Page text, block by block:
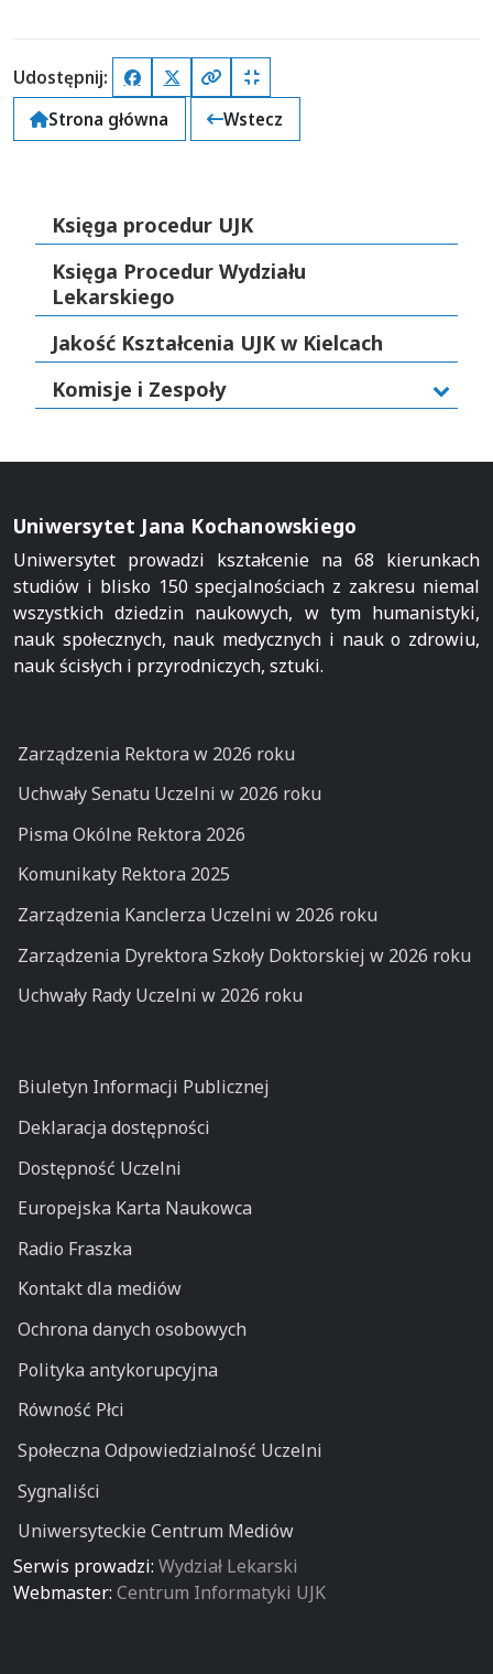
Udostępnij: FacebookX (Twitter)
Kopiuj pełny link
Kopiuj krótki link
Strona główna
Wstecz
Księga procedur UJK
Księga Procedur Wydziału
Lekarskiego
Jakość Kształcenia UJK w Kielcach
Komisje i Zespoły
Uniwersytet Jana Kochanowskiego
Uniwersytet prowadzi kształcenie na 68 kierunkach
studiów i blisko 150 specjalnościach z zakresu niemal
wszystkich dziedzin naukowych, w tym humanistyki,
nauk społecznych, nauk medycznych i nauk o zdrowiu,
nauk ścisłych i przyrodniczych, sztuki.
Zarządzenia Rektora w 2026 roku
Uchwały Senatu Uczelni w 2026 roku
Pisma Okólne Rektora 2026
Komunikaty Rektora 2025
Zarządzenia Kanclerza Uczelni w 2026 roku
Zarządzenia Dyrektora Szkoły Doktorskiej w 2026 roku
Uchwały Rady Uczelni w 2026 roku
Biuletyn Informacji Publicznej
Deklaracja dostępności
Dostępność Uczelni
Europejska Karta Naukowca
Radio Fraszka
Kontakt dla mediów
Ochrona danych osobowych
Polityka antykorupcyjna
Równość Płci
Społeczna Odpowiedzialność Uczelni
Sygnaliści
Uniwersyteckie Centrum Mediów
Serwis prowadzi: Wydział Lekarski
Webmaster: Centrum Informatyki UJK